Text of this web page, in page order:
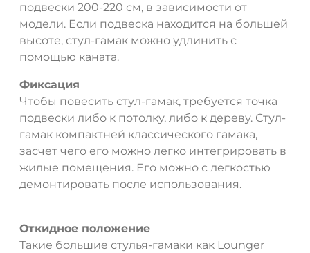
подвески 200-220 см, в зависимости от
модели. Если подвеска находится на большей
высоте, стул-гамак можно удлинить с
помощью каната.
Фиксация
Чтобы повесить стул-гамак, требуется точка
подвески либо к потолку, либо к дереву. Стул-
гамак компактней классического гамака,
засчет чего его можно легко интегрировать в
жилые помещения. Его можно с легкостью
демонтировать после использования.
Откидное положение
Такие большие стулья-гамаки как Lounger